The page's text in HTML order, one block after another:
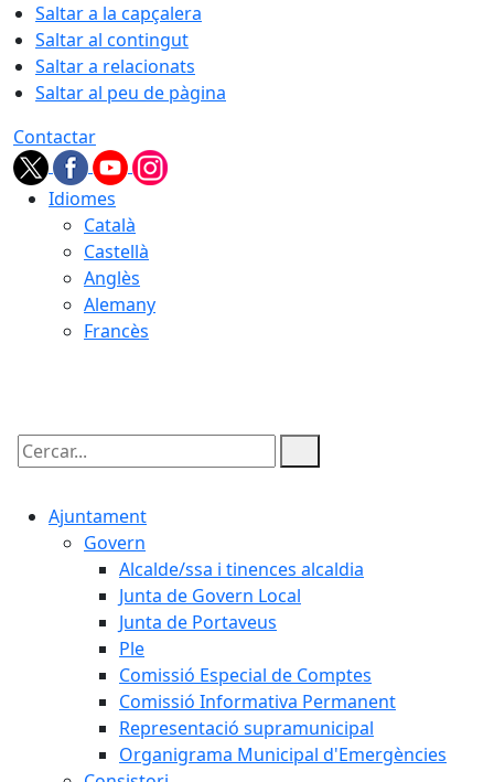
Saltar a la capçalera
Saltar al contingut
Saltar a relacionats
Saltar al peu de pàgina
Contactar
Idiomes
Català
Castellà
Anglès
Alemany
Francès
Cercar:
Ajuntament
Govern
Alcalde/ssa i tinences alcaldia
Junta de Govern Local
Junta de Portaveus
Ple
Comissió Especial de Comptes
Comissió Informativa Permanent
Representació supramunicipal
Organigrama Municipal d'Emergències